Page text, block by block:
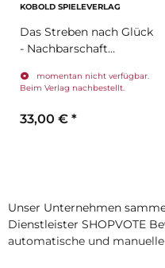
KOBOLD SPIELEVERLAG
Das Streben nach Glück
- Nachbarschaft
momentan nicht verfügbar.
Beim Verlag nachbestellt.
33,00 € *
Unser Unternehmen
Dienstleister SHOPVOTE
automatische und